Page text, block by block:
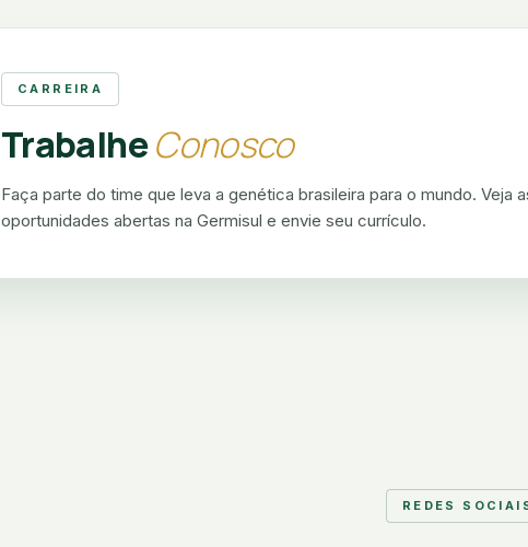
CARREIRA
TrabalheConosco
Faça parte do time que leva a genética brasileira para o mundo. Veja
oportunidades abertas na Germisul e envie seu currículo.
REDES